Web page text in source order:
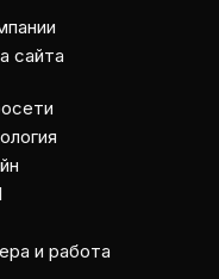
сайта
и работа